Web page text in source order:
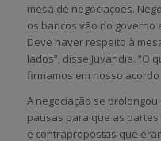
mesa de negociações.
os bancos vão no governo
Deve haver respeito à
lados”, disse Juvandia. “O
firmamos em nosso
A negociação se
pausas para que as
e contrapropostas que